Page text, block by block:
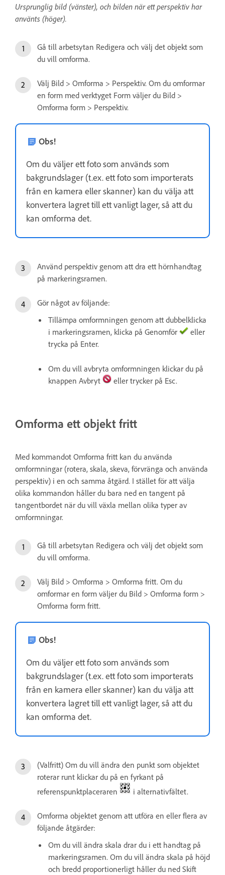
Ursprunglig bild (vänster), och bilden när ett perspektiv har
använts (höger).
Gå till arbetsytan Redigera och välj det objekt som
du vill omforma.
Välj Bild > Omforma > Perspektiv. Om du omformar
en form med verktyget Form väljer du Bild >
Omforma form > Perspektiv.
Obs!
Om du väljer ett foto som används som
bakgrundslager (t.ex. ett foto som importerats
från en kamera eller skanner) kan du välja att
konvertera lagret till ett vanligt lager, så att du
kan omforma det.
Använd perspektiv genom att dra ett hörnhandtag
på markeringsramen.
Gör något av följande:
Tillämpa omformningen genom att dubbelklicka
i markeringsramen, klicka på Genomför
eller
trycka på Enter.
Om du vill avbryta omformningen klickar du på
knappen Avbryt
eller trycker på Esc.
Omforma ett objekt fritt
Med kommandot Omforma fritt kan du använda
omformningar (rotera, skala, skeva, förvränga och använda
perspektiv) i en och samma åtgärd. I stället för att välja
olika kommandon håller du bara ned en tangent på
tangentbordet när du vill växla mellan olika typer av
omformningar.
Gå till arbetsytan Redigera och välj det objekt som
du vill omforma.
Välj Bild > Omforma > Omforma fritt. Om du
omformar en form väljer du Bild > Omforma form >
Omforma form fritt.
Obs!
Om du väljer ett foto som används som
bakgrundslager (t.ex. ett foto som importerats
från en kamera eller skanner) kan du välja att
konvertera lagret till ett vanligt lager, så att du
kan omforma det.
(Valfritt) Om du vill ändra den punkt som objektet
roterar runt klickar du på en fyrkant på
referenspunktplaceraren
i alternativfältet.
Omforma objektet genom att utföra en eller flera av
följande åtgärder:
Om du vill ändra skala drar du i ett handtag på
markeringsramen. Om du vill ändra skala på höjd
och bredd proportionerligt håller du ned Skift